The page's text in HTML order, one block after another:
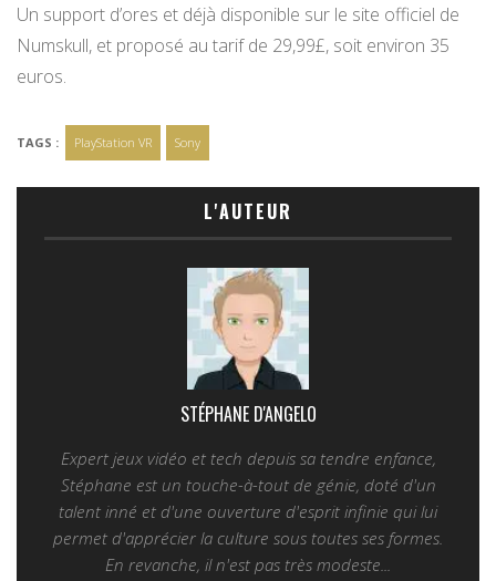
Un support d’ores et déjà disponible sur le site officiel de
Numskull, et proposé au tarif de 29,99£, soit environ 35
euros.
TAGS : PlayStation VR Sony
L'AUTEUR
STÉPHANE D'ANGELO
Expert jeux vidéo et tech depuis sa tendre enfance,
Stéphane est un touche-à-tout de génie, doté d'un
talent inné et d'une ouverture d'esprit infinie qui lui
permet d'apprécier la culture sous toutes ses formes.
En revanche, il n'est pas très modeste...